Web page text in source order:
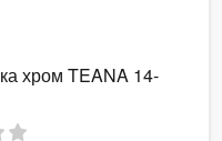
хром TEANA 14-